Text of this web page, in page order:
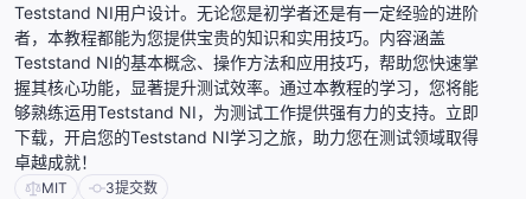
Teststand NI用户设计。无论您是初学者还是有一定经验的进阶
者，本教程都能为您提供宝贵的知识和实用技巧。内容涵盖
Teststand NI的基本概念、操作方法和应用技巧，帮助您快速掌
握其核心功能，显著提升测试效率。通过本教程的学习，您将能
够熟练运用Teststand NI，为测试工作提供强有力的支持。立即
下载，开启您的Teststand NI学习之旅，助力您在测试领域取得
卓越成就！
MIT 3提交数